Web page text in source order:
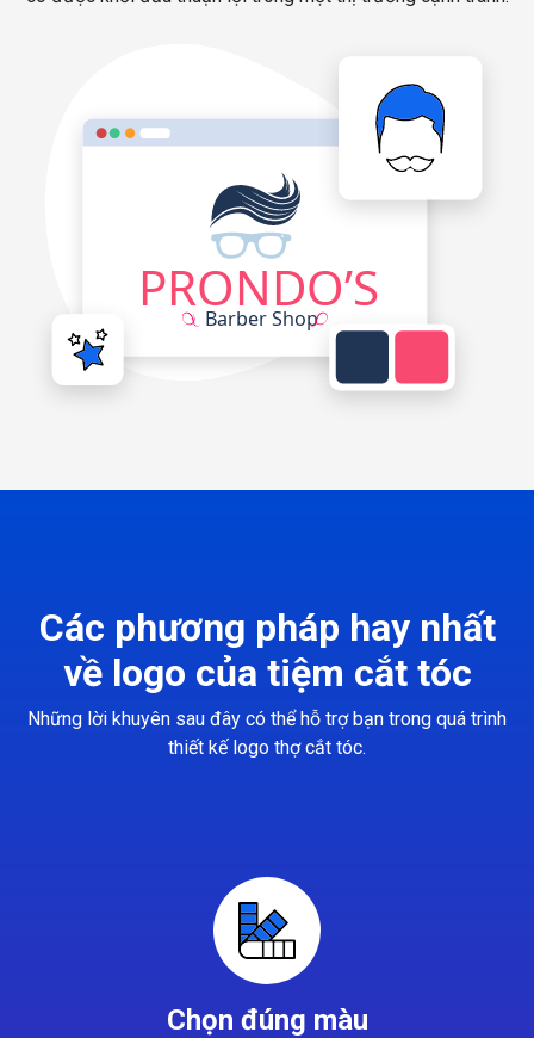
Các phương pháp hay nhất
về logo của tiệm cắt tóc
Những lời khuyên sau đây có thể hỗ trợ bạn trong quá trình
thiết kế logo thợ cắt tóc.
Chọn đúng màu